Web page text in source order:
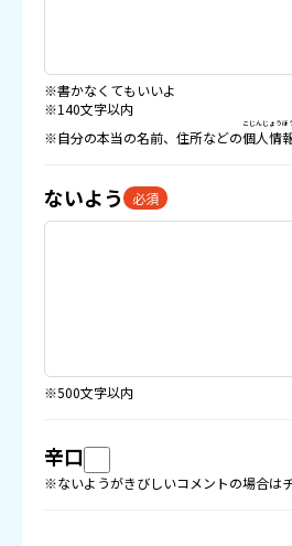
※書かなくてもいいよ
※140文字以内
※自分の本当の名前、住所などの個人情
こじんじょうほ
ないよう 必須
※500文字以内
辛口
※ないようがきびしいコメントの場合は